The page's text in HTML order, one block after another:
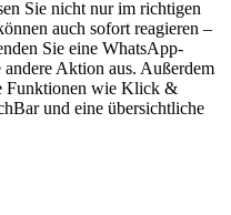
Sie nicht nur im richtigen
auch sofort reagieren –
Sie eine WhatsApp-
Aktion aus. Außerdem
Funktionen wie Klick &
und eine übersichtliche